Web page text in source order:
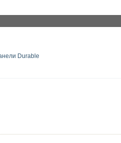
Durable